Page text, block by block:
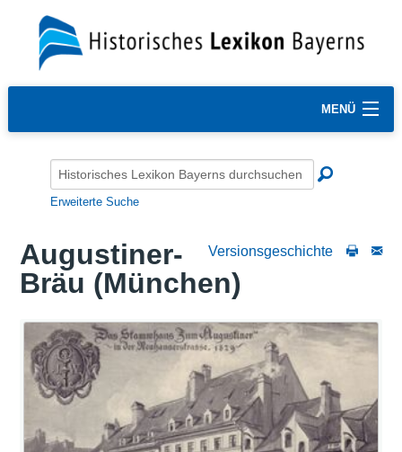
MENÜ
Erweiterte Suche
Versionsgeschichte
Augustiner-
Bräu (München)